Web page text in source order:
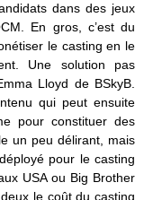
dans des jeux
En gros, c’est du
le casting en le
Une solution pas
Lloyd de BSkyB.
qui peut ensuite
pour constituer des
un peu délirant, mais
pour le casting
USA ou Big Brother
le coût du casting